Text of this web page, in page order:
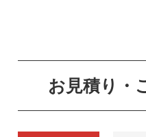
お見積り・